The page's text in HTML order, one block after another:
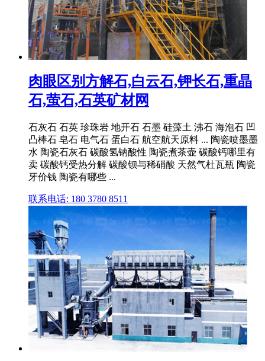
肉眼区别方解石,白云石,钾长石,重晶
石,萤石,石英矿材网
石灰石 石英 珍珠岩 地开石 石墨 硅藻土 沸石 海泡石 凹
凸棒石 皂石 电气石 蛋白石 航空航天原料 ... 陶瓷喷墨墨
水 陶瓷石灰石 碳酸氢钠酸性 陶瓷煮茶壶 碳酸钙哪里有
卖 碳酸钙受热分解 碳酸钡与稀硝酸 天然气杜瓦瓶 陶瓷
牙价钱 陶瓷有哪些 ...
联系电话: 180 3780 8511